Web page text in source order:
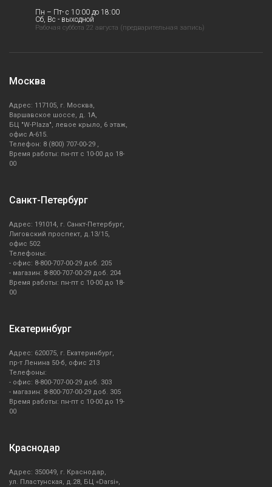
Пн – Пт- с 10:00 до 18:00
Сб, Вс - выходной
Рабочая суббота 22 августа (предварительная запись)
Москва
Адрес: 117105, г. Москва,
Варшавское шоссе, д. 1А,
БЦ "W-Plaza", левое крыло, 6 этаж,
офис А-615.
Телефон: 8 (800) 707-00-29 ,
Время работы: пн-пт с 10-00 до 18-
00
Санкт-Петербург
Адрес: 191014, г. Санкт-Петербург,
Лиговский проспект, д.13/15,
офис 502
Телефоны:
- офис: 8-800-707-00-29 доб. 205
- магазин: 8-800-707-00-29 доб. 204
Время работы: пн-пт с 10-00 до 18-
00
Екатеринбург
Адрес: 620075, г. Екатеринбург,
пр-т Ленина 50-б, офис 213
Телефоны:
- офис: 8-800-707-00-29 доб. 303
- магазин: 8-800-707-00-29 доб. 305
Время работы: пн-пт с 10-00 до 19-
00
Краснодар
Адрес: 350049, г. Краснодар,
ул. Пластунская, д.28, БЦ «Darsi»,